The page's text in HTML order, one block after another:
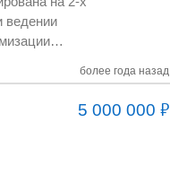
более года назад
5 000 000₽